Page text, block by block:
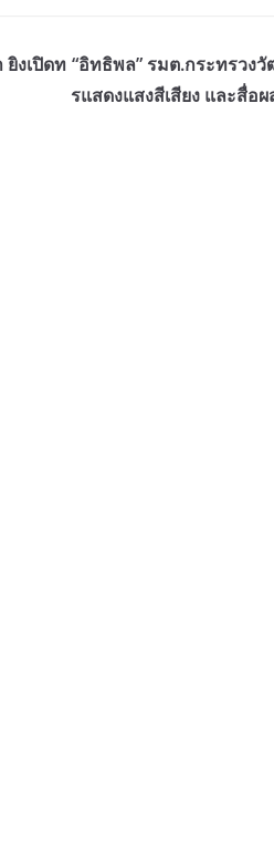
งเปิดท “อิทธิพล” รมต.กระทรวง
รแสดงแสงสีเสียง และสื่อ